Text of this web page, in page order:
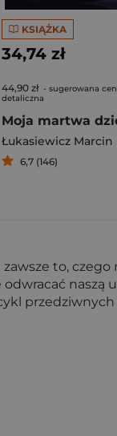
KSIĄŻKA
34,74 zł
44,90 zł - sugerowana
detaliczna
6,7 (146)
to, czego
naszą
przedziwnych